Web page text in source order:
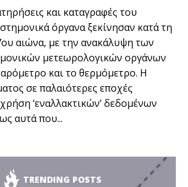
και καταγραφές του
όργανα ξεκίνησαν κατά τη
αιώνα, με την ανακάλυψη των
μετεωρολογικών οργάνων
και το θερμόμετρο. Η
σε παλαιότερες εποχές
‘εναλλακτικών’ δεδομένων
αυτά που...
TRENDING POSTS